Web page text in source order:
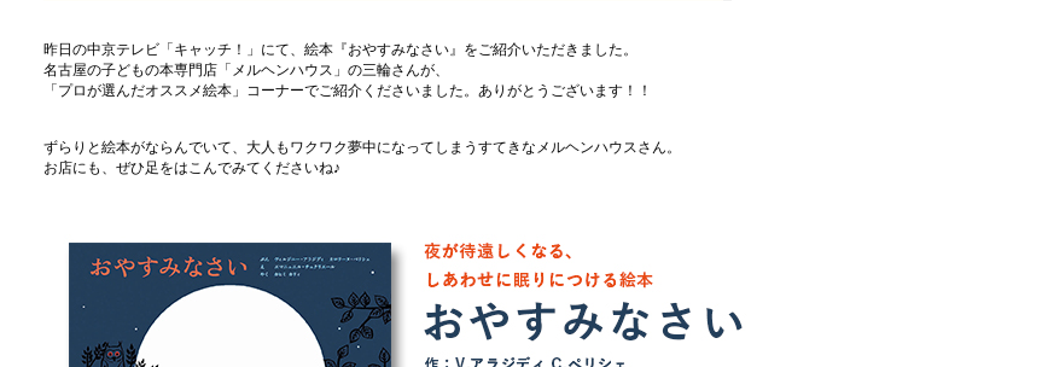
昨日の中京テレビ「キャッチ！」にて、絵本『おやすみなさい』をご紹介いただきました。
名古屋の子どもの本専門店「メルヘンハウス」の三輪さんが、
「プロが選んだオススメ絵本」コーナーでご紹介くださいました。ありがとうございます！！
ずらりと絵本がならんでいて、大人もワクワク夢中になってしまうすてきなメルヘンハウスさん。
お店にも、ぜひ足をはこんでみてくださいね♪